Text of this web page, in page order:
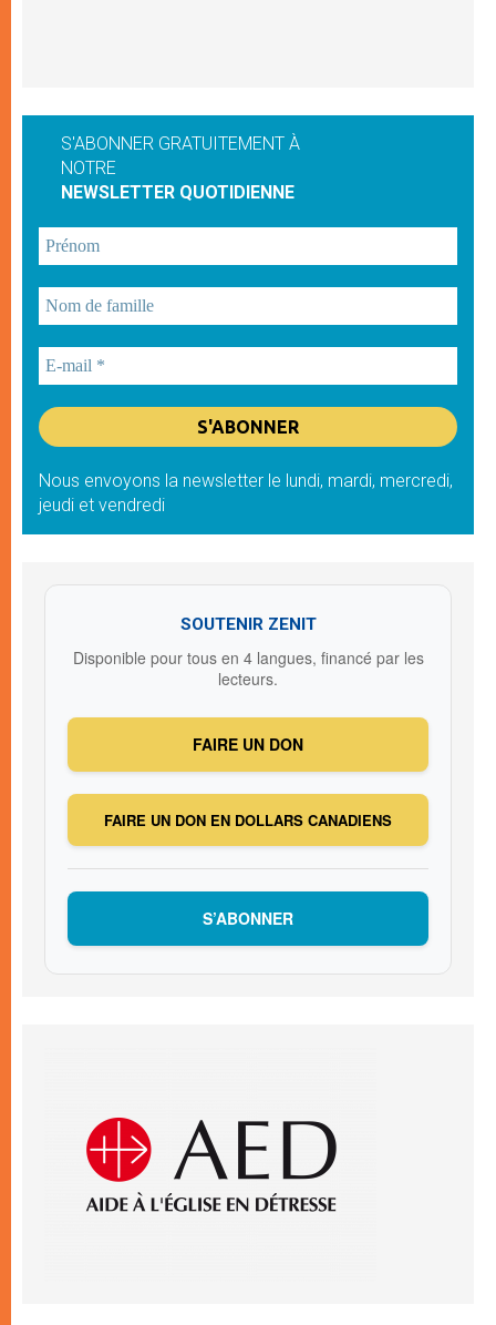
S'ABONNER GRATUITEMENT À
NOTRE
NEWSLETTER QUOTIDIENNE
Nous envoyons la newsletter le lundi, mardi, mercredi,
jeudi et vendredi
SOUTENIR ZENIT
Disponible pour tous en 4 langues, financé par les
lecteurs.
FAIRE UN DON
FAIRE UN DON EN DOLLARS CANADIENS
S’ABONNER